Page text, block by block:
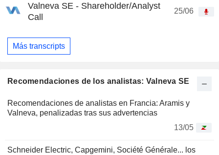
Valneva SE - Shareholder/Analyst
Call
25/06
Más transcripts
Recomendaciones de los analistas: Valneva SE
Recomendaciones de analistas en Francia: Aramis y
Valneva, penalizadas tras sus advertencias
13/05
Schneider Electric, Capgemini, Société Générale... los